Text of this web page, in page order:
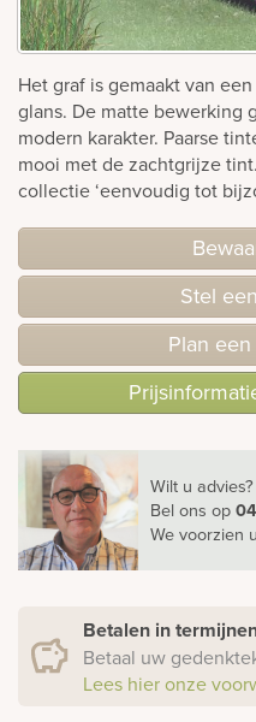
Bekijk
ook:
Het graf is gemaakt van
glans. De matte bewerking
modern karakter. Paarse
mooi met de zachtgrijze
collectie ‘eenvoudig tot
Stel een
Plan een
Wilt u advies?
Bel ons op
We voorzien
Betalen in
Betaal uw
Lees hier onze